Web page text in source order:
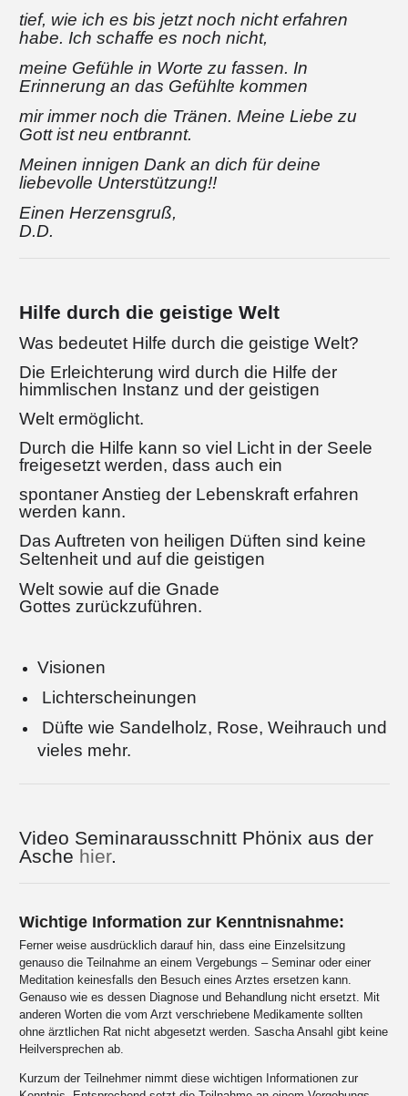
tief, wie ich es bis jetzt noch nicht erfahren
habe. Ich schaffe es noch nicht,
meine Gefühle in Worte zu fassen. In
Erinnerung an das Gefühlte kommen
mir immer noch die Tränen. Meine Liebe zu
Gott ist neu entbrannt.
Meinen innigen Dank an dich für deine
liebevolle Unterstützung!!
Einen Herzensgruß,
D.D.
Hilfe durch die geistige Welt
Was bedeutet Hilfe durch die geistige Welt?
Die Erleichterung wird durch die Hilfe der
himmlischen Instanz und der geistigen
Welt ermöglicht.
Durch die Hilfe kann so viel Licht in der Seele
freigesetzt werden, dass auch ein
spontaner Anstieg der Lebenskraft erfahren
werden kann.
Das Auftreten von heiligen Düften sind keine
Seltenheit und auf die geistigen
Welt sowie auf die Gnade
Gottes zurückzuführen.
Visionen
Lichterscheinungen
Düfte wie Sandelholz, Rose, Weihrauch und
vieles mehr.
Video Seminarausschnitt Phönix aus der
Asche hier.
Wichtige Information zur Kenntnisnahme:
Ferner weise ausdrücklich darauf hin, dass eine Einzelsitzung
genauso die Teilnahme an einem Vergebungs – Seminar oder einer
Meditation keinesfalls den Besuch eines Arztes ersetzen kann.
Genauso wie es dessen Diagnose und Behandlung nicht ersetzt. Mit
anderen Worten die vom Arzt verschriebene Medikamente sollten
ohne ärztlichen Rat nicht abgesetzt werden. Sascha Ansahl gibt keine
Heilversprechen ab.
Kurzum der Teilnehmer nimmt diese wichtigen Informationen zur